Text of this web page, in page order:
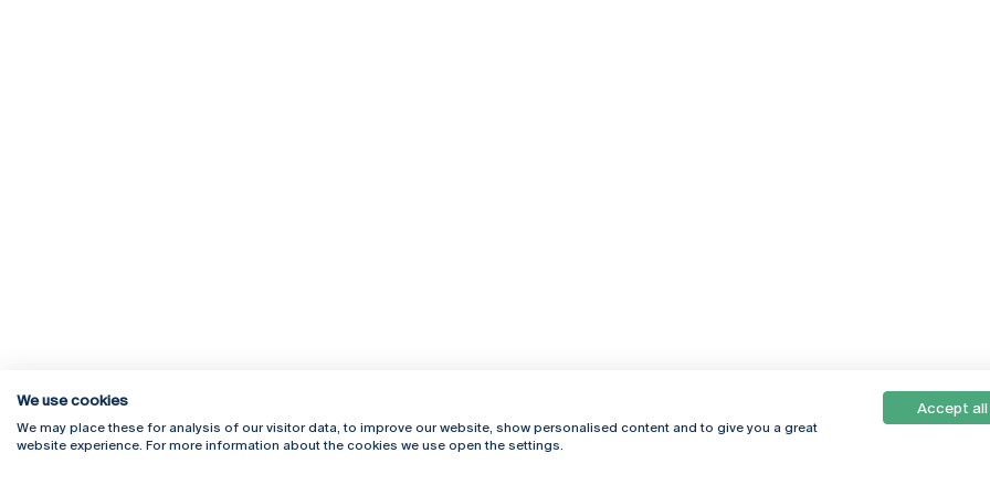
Rua Diogo Botelho 1327
Campus Online
We use cookies
We may place these for analysis of our visitor data, to improve our website, show personalised content and to give you a great
website experience. For more information about the cookies we use open the settings.
Accept all